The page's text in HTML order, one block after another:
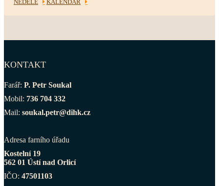
NEDĚLE
KALENDÁŘ
KONTAKT
Farář: P. Petr Soukal
Mobil: 736 704 332
Mail: soukal.petr@dihk.cz
Adresa farního úřadu
Kostelní 19
562 01 Ústí nad Orlicí
IČO: 47501103